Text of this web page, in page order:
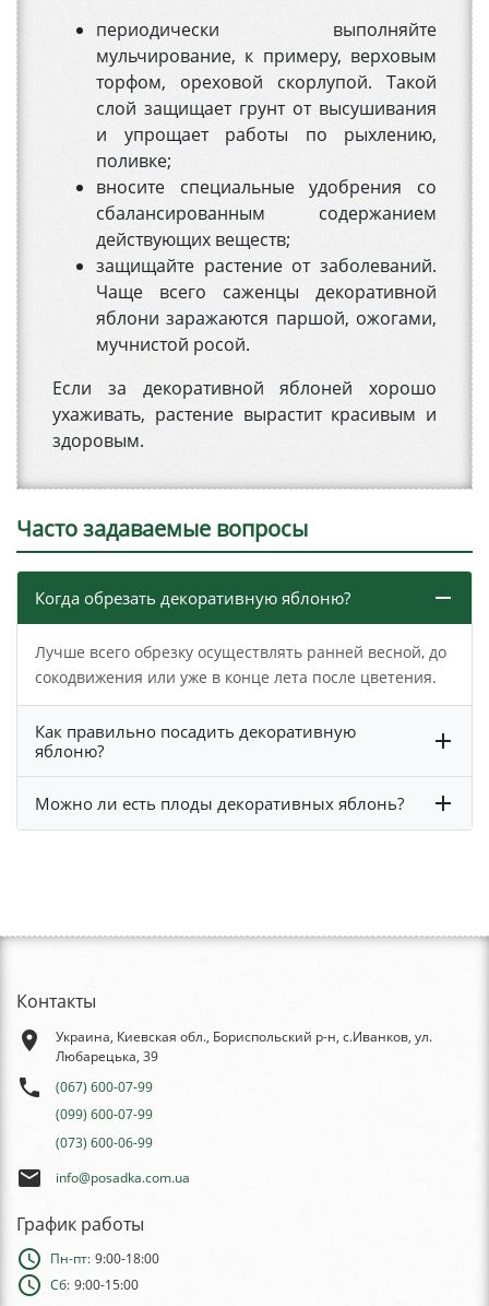
периодически выполняйте
мульчирование, к примеру, верховым
торфом, ореховой скорлупой. Такой
слой защищает грунт от высушивания
и упрощает работы по рыхлению,
поливке;
вносите специальные удобрения со
сбалансированным содержанием
действующих веществ;
защищайте растение от заболеваний.
Чаще всего саженцы декоративной
яблони заражаются паршой, ожогами,
мучнистой росой.
Если за декоративной яблоней хорошо
ухаживать, растение вырастит красивым и
здоровым.
Часто задаваемые вопросы
Когда обрезать декоративную яблоню?
Лучше всего обрезку осуществлять ранней весной, до
сокодвижения или уже в конце лета после цветения.
Как правильно посадить декоративную
яблоню?
Можно ли есть плоды декоративных яблонь?
Контакты
place
Украина, Киевская обл., Бориспольский р-н, с.Иванков, ул.
Любарецька, 39
phone
(067) 600-07-99
(099) 600-07-99
(073) 600-06-99
email info@posadka.com.ua
График работы
schedule Пн-пт: 9:00-18:00
schedule Сб: 9:00-15:00